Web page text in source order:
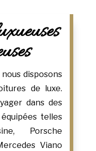
disposons
de luxe.
dans des
telles
Porsche
Viano